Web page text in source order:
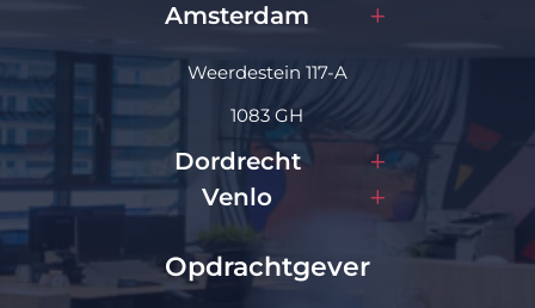
Amsterdam
Weerdestein 117-A
1083 GH
Dordrecht
Venlo
Opdrachtgever